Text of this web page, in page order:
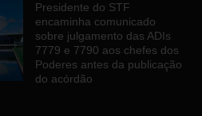
Presidente do STF
encaminha comunicado
sobre julgamento das ADIs
7779 e 7790 aos chefes dos
Poderes antes da publicação
do acórdão